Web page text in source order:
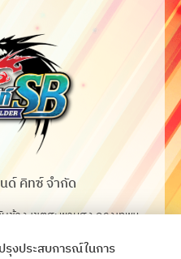
ด์ คิทซ์ จำกัด
าง เขตสะพานสูง กรุงเทพฯ
รุงประสบการณ์ในการ